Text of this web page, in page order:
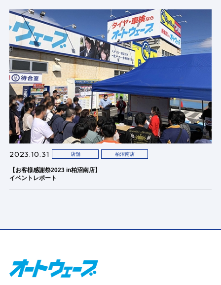
2023.10.31 店舗 柏沼南店
【お客様感謝祭2023 in柏沼南店】
イベントレポート